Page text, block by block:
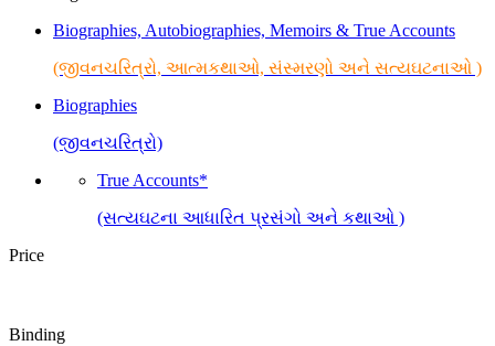
Biographies, Autobiographies, Memoirs & True Accounts
(જીવનચરિત્રો, આત્મકથાઓ, સંસ્મરણો અને સત્યઘટનાઓ )
Biographies
(જીવનચરિત્રો)
True Accounts*
(સત્યઘટના આધારિત પ્રસંગો અને કથાઓ )
Price
Binding